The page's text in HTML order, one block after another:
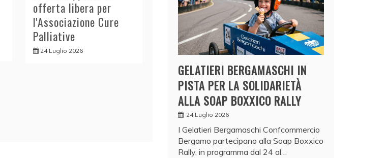
offerta libera per
l'Associazione Cure
Palliative
24 Luglio 2026
GELATIERI BERGAMASCHI IN
PISTA PER LA SOLIDARIETÀ
ALLA SOAP BOXXICO RALLY
24 Luglio 2026
I Gelatieri Bergamaschi Confcommercio
Bergamo partecipano alla Soap Boxxico
Rally, in programma dal 24 al…